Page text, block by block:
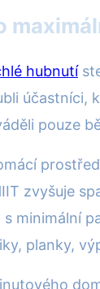
hubnutí
pouze
zvyšuje
minimální
planky,